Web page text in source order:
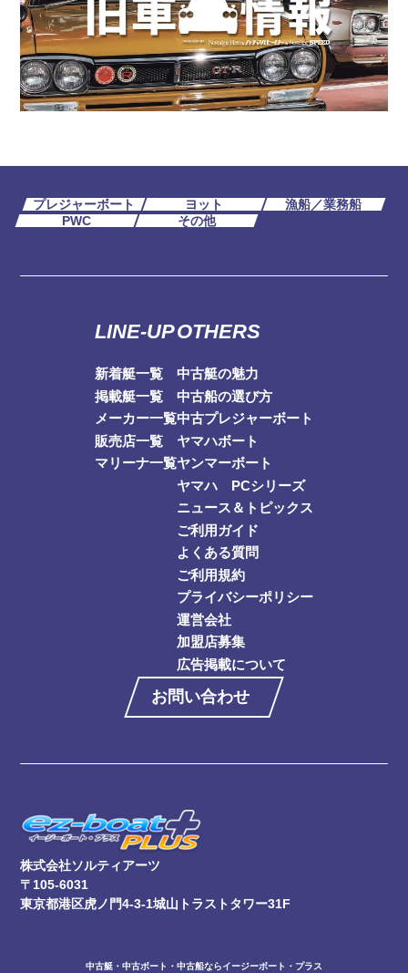
プレジャーボート ヨット
漁船／業務船
PWC
その他
LINE-UP
新着艇一覧
掲載艇一覧
メーカー一覧
販売店一覧
マリーナ一覧
OTHERS
中古艇の魅力
中古船の選び方
中古プレジャーボート
ヤマハボート
ヤンマーボート
ヤマハ PCシリーズ
ニュース＆トピックス
ご利用ガイド
よくある質問
ご利用規約
プライバシーポリシー
運営会社
加盟店募集
広告掲載について
お問い合わせ
株式会社ソルティアーツ
〒105-6031
東京都港区虎ノ門4-3-1城山トラストタワー31F
中古艇・中古ボート・中古船ならイージーボート・プラス